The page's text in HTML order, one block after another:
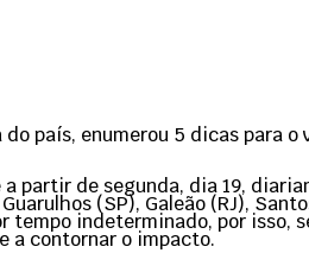
do país, enumerou 5 dicas para
partir de segunda, dia 19,
(SP), Galeão (RJ),
tempo indeterminado, por
a contornar o impacto.